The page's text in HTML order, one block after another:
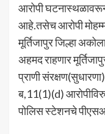
आरोपी
आहे.तसेच आरोपी
मूर्तिजापुर जिल्हा
अहमद राहणार
प्राणी
ब,11(1)(d)
पोलिस स्टेशनचे